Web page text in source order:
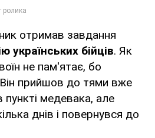
отримав завдання
українських бійців. Як
не пам'ятає, бо
прийшов до тями вже
медевака, але
днів і повернувся до